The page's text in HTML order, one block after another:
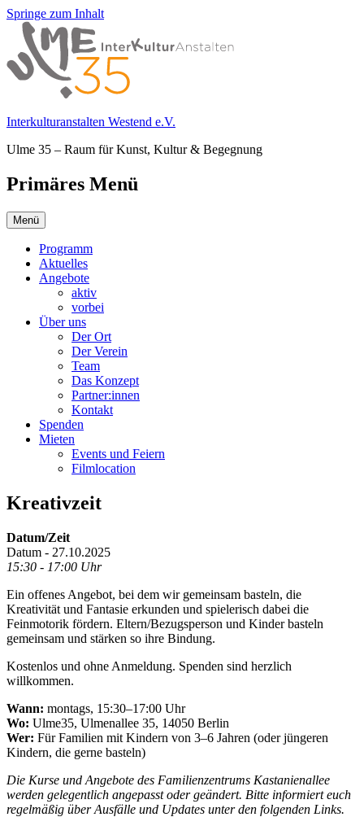
Springe zum Inhalt
Interkulturanstalten Westend e.V.
Ulme 35 – Raum für Kunst, Kultur & Begegnung
Primäres Menü
Menü
Programm
Aktuelles
Angebote
aktiv
vorbei
Über uns
Der Ort
Der Verein
Team
Das Konzept
Partner:innen
Kontakt
Spenden
Mieten
Events und Feiern
Filmlocation
Kreativzeit
Datum/Zeit
Datum - 27.10.2025
15:30 - 17:00 Uhr
Ein offenes Angebot, bei dem wir gemeinsam basteln, die
Kreativität und Fantasie erkunden und spielerisch dabei die
Feinmotorik fördern. Eltern/Bezugsperson und Kinder basteln
gemeinsam und stärken so ihre Bindung.
Kostenlos und ohne Anmeldung. Spenden sind herzlich
willkommen.
Wann: montags, 15:30–17:00 Uhr
Wo: Ulme35, Ulmenallee 35, 14050 Berlin
Wer: Für Familien mit Kindern von 3–6 Jahren (oder jüngeren
Kindern, die gerne basteln)
Die Kurse und Angebote des Familienzentrums Kastanienallee
werden gelegentlich angepasst oder geändert. Bitte informiert euch
regelmäßig über Ausfälle und Updates unter den folgenden Links.